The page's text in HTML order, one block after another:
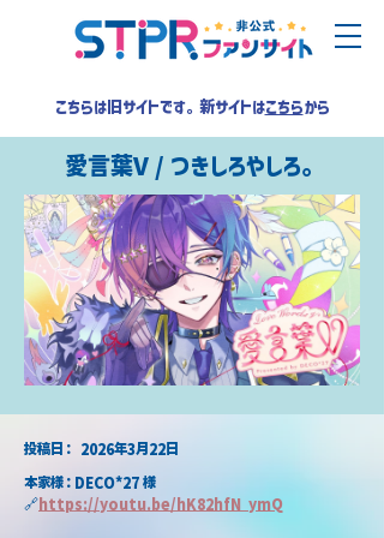
こちらは旧サイトです。新サイトはこちらから
愛言葉V / つきしろやしろ。
2026年3月22日
​投稿日：
本家様：DECO*27 様
🔗https://youtu.be/hK82hfN_ymQ